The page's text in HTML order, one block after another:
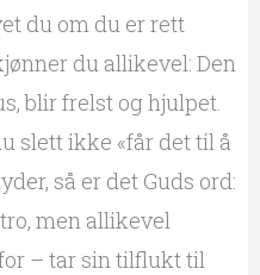
du om du er rett
du allikevel: Den
blir frelst og hjulpet.
slett ikke «får det til å
så er det Guds ord:
men allikevel
– tar sin tilflukt til